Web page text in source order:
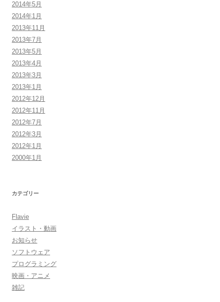
2014年5月
2014年1月
2013年11月
2013年7月
2013年5月
2013年4月
2013年3月
2013年1月
2012年12月
2012年11月
2012年7月
2012年3月
2012年1月
2000年1月
カテゴリー
Flavie
イラスト・動画
お知らせ
ソフトウェア
プログラミング
映画・アニメ
雑記